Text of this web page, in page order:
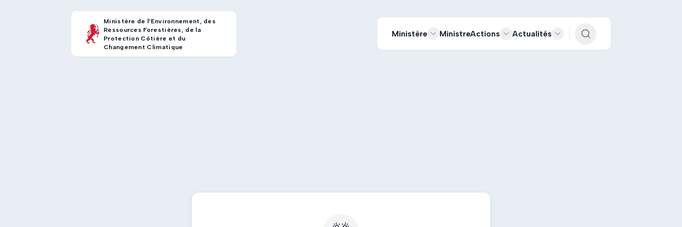
Ministère de l’Environnement, des
Ressources Forestières, de la
Protection Côtière et du
Changement Climatique
Ministère MinistreActions Actualités